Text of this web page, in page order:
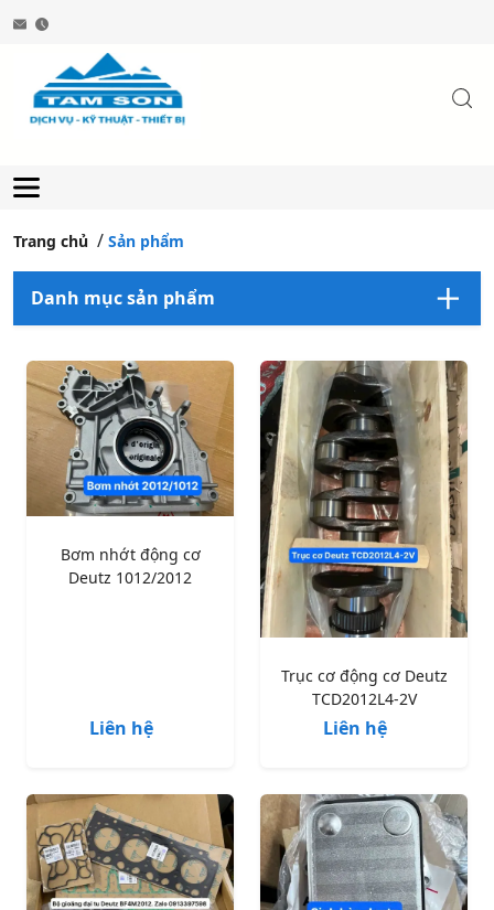
Trang chủ Sản phẩm
Danh mục sản phẩm
Bơm nhớt động cơ
Deutz 1012/2012
Liên hệ
Trục cơ động cơ Deutz
TCD2012L4-2V
Liên hệ